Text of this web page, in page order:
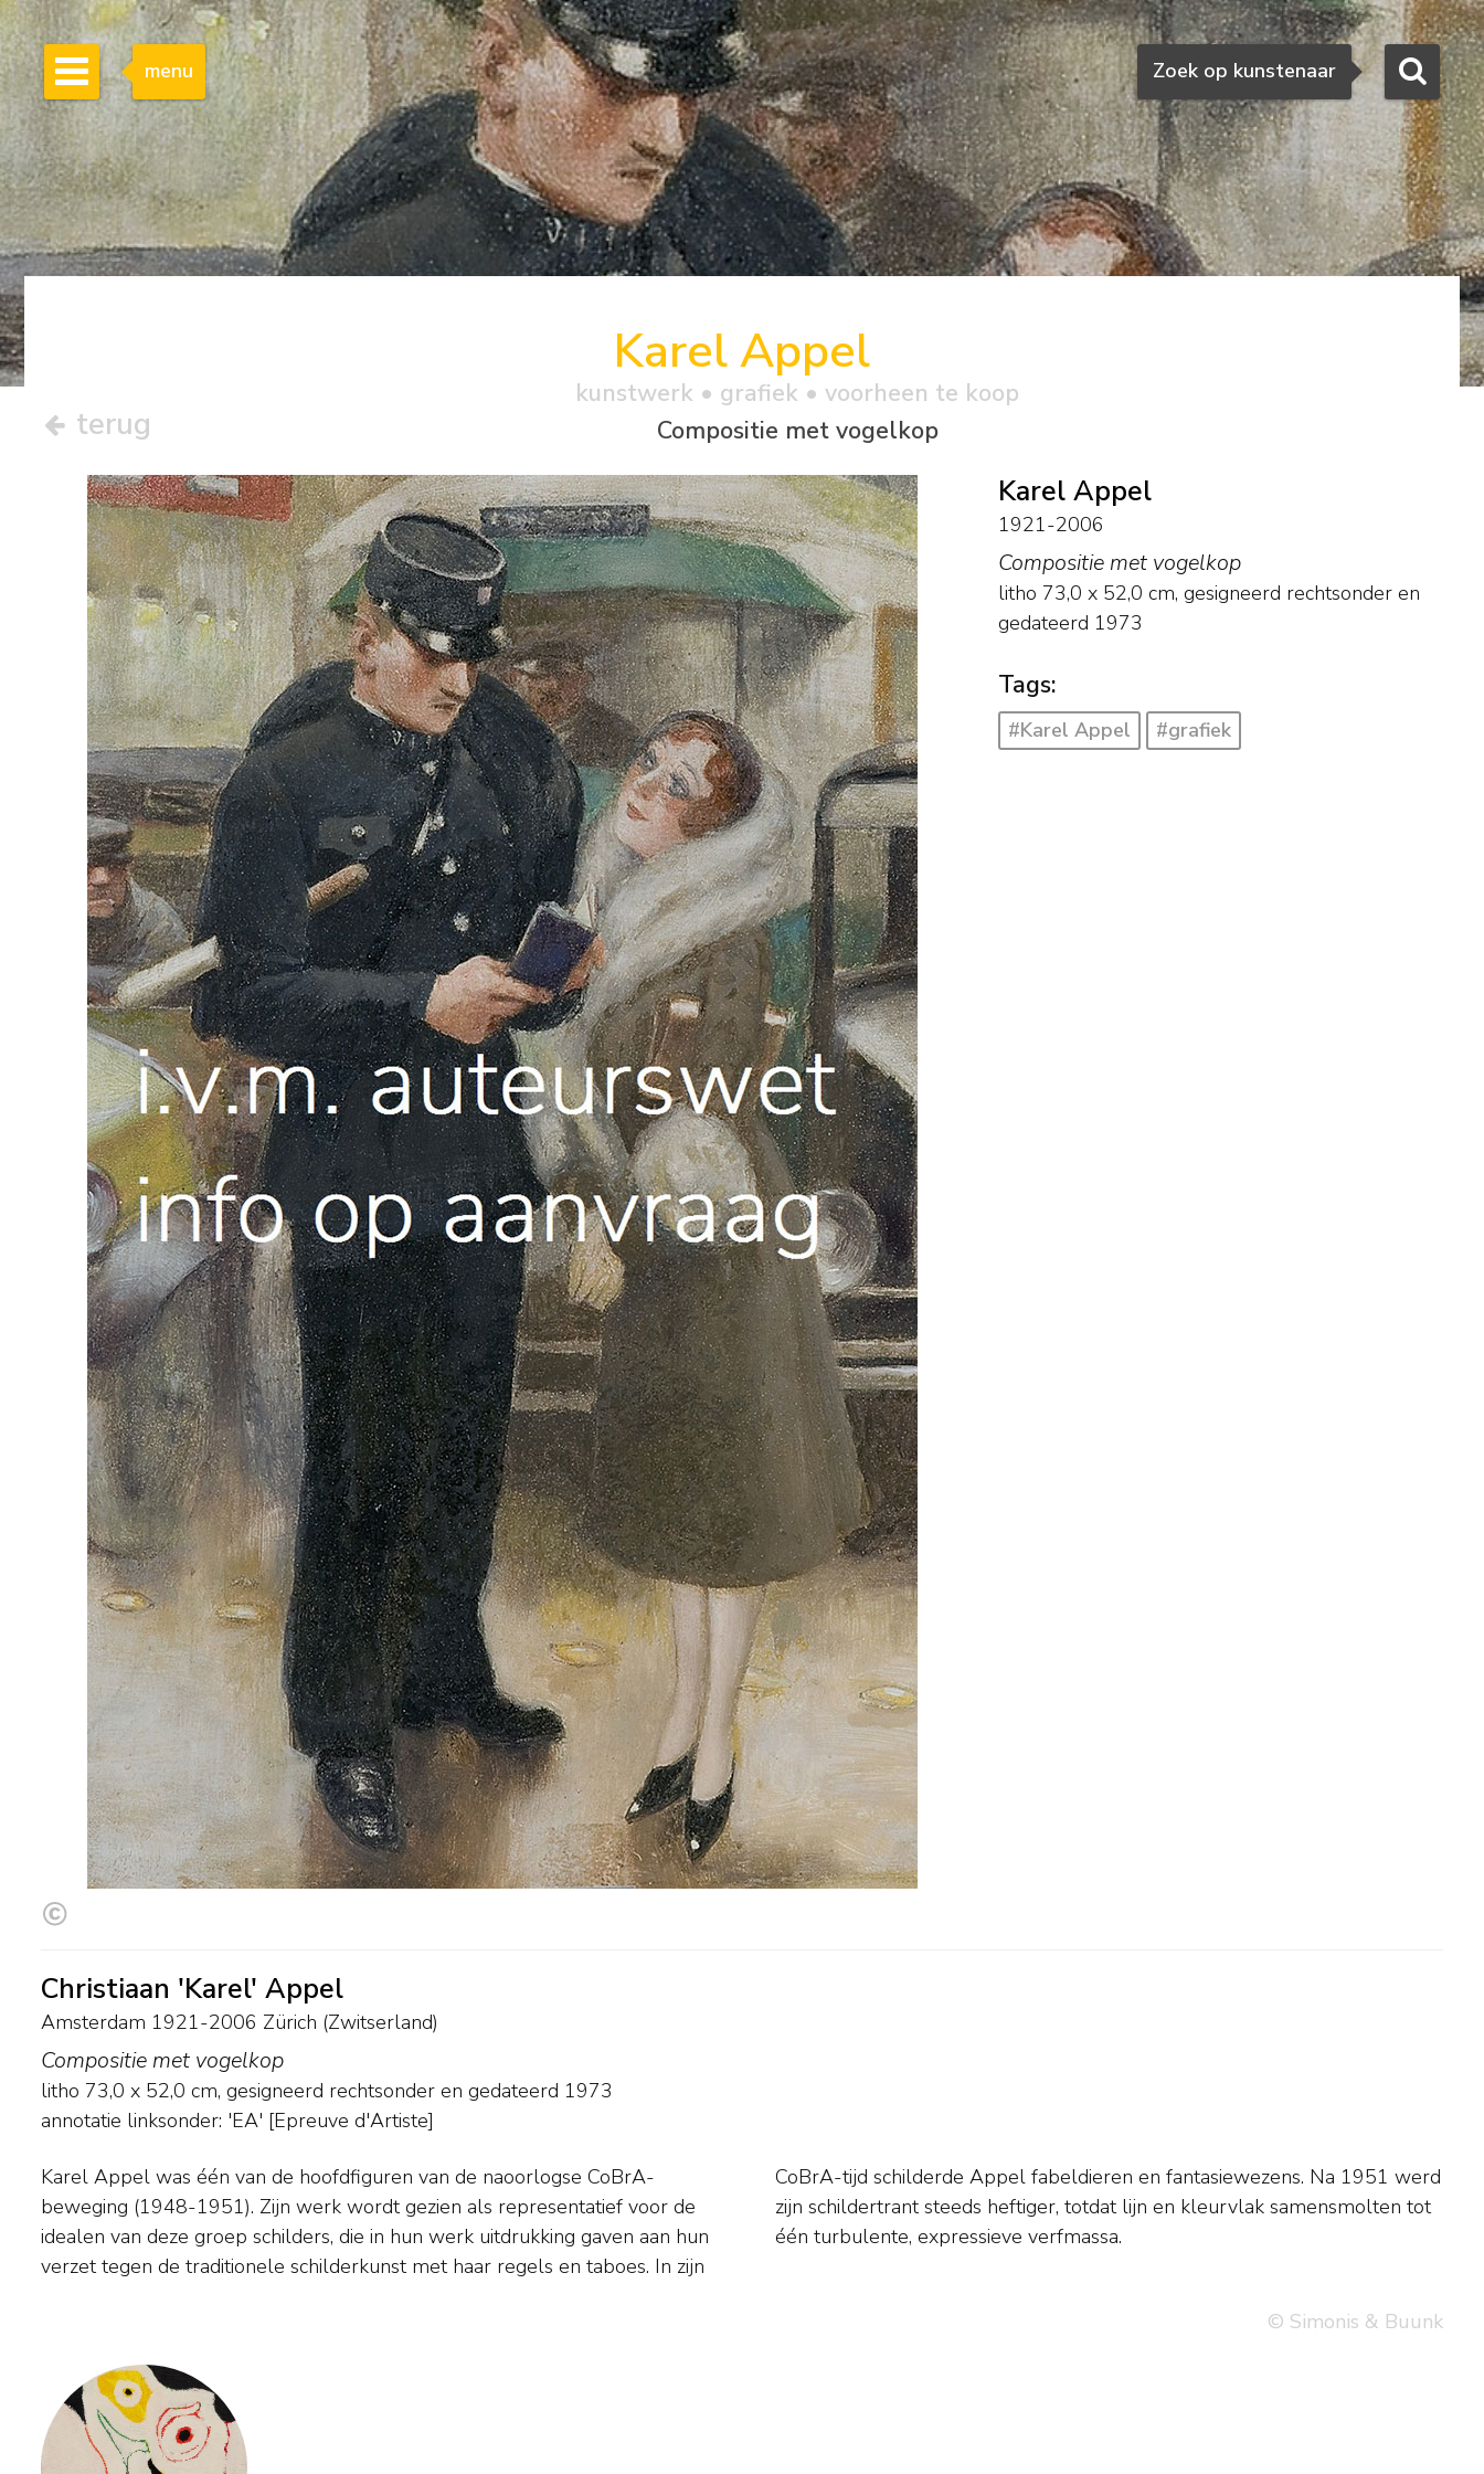
Zoeken
Zoek op kunstenaar
menu
terug
Karel Appel
kunstwerk • grafiek • voorheen te koop
Compositie met vogelkop
Karel Appel
1921-2006
Compositie met vogelkop
litho 73,0 x 52,0 cm, gesigneerd rechtsonder en
gedateerd 1973
Tags:
#Karel Appel #grafiek
Christiaan 'Karel' Appel
Amsterdam 1921-2006 Zürich (Zwitserland)
Compositie met vogelkop
litho 73,0 x 52,0 cm, gesigneerd rechtsonder en gedateerd 1973
annotatie linksonder: 'EA' [Epreuve d'Artiste]
Karel Appel was één van de hoofdfiguren van de naoorlogse CoBrA-
beweging (1948-1951). Zijn werk wordt gezien als representatief voor de
idealen van deze groep schilders, die in hun werk uitdrukking gaven aan hun
verzet tegen de traditionele schilderkunst met haar regels en taboes. In zijn
CoBrA-tijd schilderde Appel fabeldieren en fantasiewezens. Na 1951 werd
zijn schildertrant steeds heftiger, totdat lijn en kleurvlak samensmolten tot
één turbulente, expressieve verfmassa.
© Simonis & Buunk